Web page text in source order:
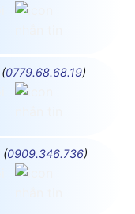
(0779.68.68.19)
(0909.346.736)